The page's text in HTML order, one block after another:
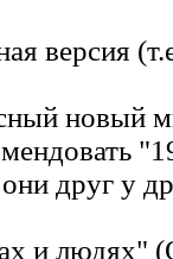
версия
новый
друг у
и людях"